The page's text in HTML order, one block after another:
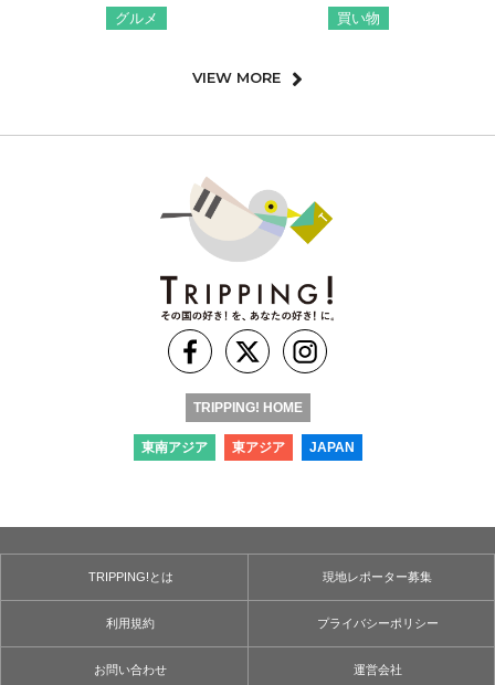
グルメ 買い物
VIEW MORE
TRIPPING! HOME
東南アジア 東アジア JAPAN
TRIPPING!とは 現地レポーター募集
利用規約 プライバシーポリシー
お問い合わせ 運営会社